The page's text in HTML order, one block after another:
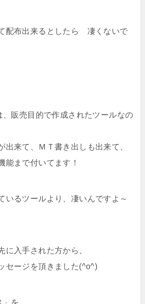
配布出来るとしたら 凄くないで
、販売目的で作成されたツールなの
出来て、ＭＴ書き出しも出来て、
能まで付いてます！
いるツールより、凄いんですよ～
に入手された方から、
セージを頂きました(^o^)
を、